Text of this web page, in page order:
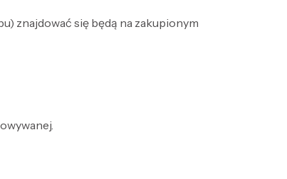
znajdować się będą na zakupionym